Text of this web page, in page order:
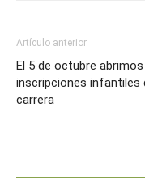
Artículo anterior
El 5 de octubre
inscripciones infantiles
carrera